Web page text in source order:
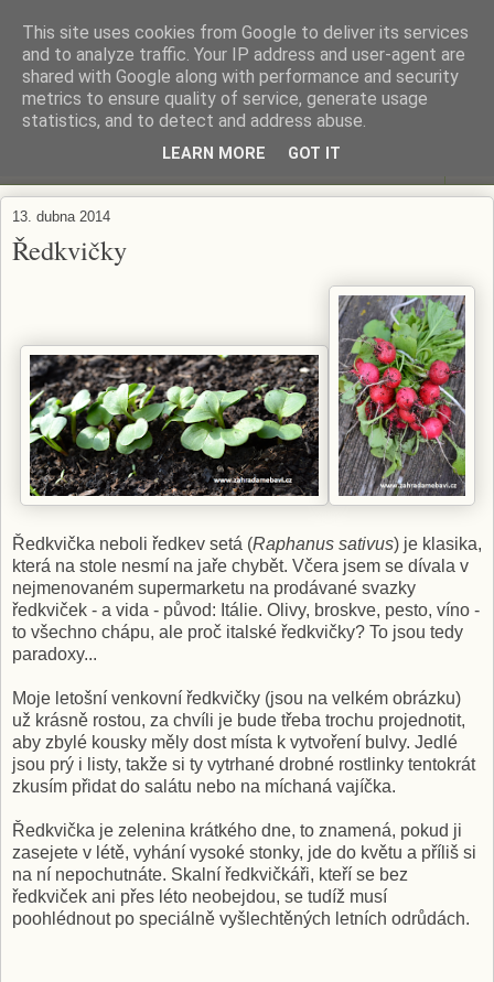
ZAHRADA MĚ BAVÍ
Zahradničení s respektem...
13. dubna 2014
Ředkvičky
Ředkvička neboli ředkev setá (Raphanus sativus) je klasika,
která na stole nesmí na jaře chybět. Včera jsem se dívala v
nejmenovaném supermarketu na prodávané svazky
ředkviček - a vida - původ: Itálie. Olivy, broskve, pesto, víno -
to všechno chápu, ale proč italské ředkvičky? To jsou tedy
paradoxy...
Moje letošní venkovní ředkvičky (jsou na velkém obrázku)
už krásně rostou, za chvíli je bude třeba trochu projednotit,
aby zbylé kousky měly dost místa k vytvoření bulvy. Jedlé
jsou prý i listy, takže si ty vytrhané drobné rostlinky tentokrát
zkusím přidat do salátu nebo na míchaná vajíčka.
Ředkvička je zelenina krátkého dne, to znamená, pokud ji
zasejete v létě, vyhání vysoké stonky, jde do květu a příliš si
na ní nepochutnáte. Skalní ředkvičkáři, kteří se bez
ředkviček ani přes léto neobejdou, se tudíž musí
poohlédnout po speciálně vyšlechtěných letních odrůdách.
This site uses cookies from Google to deliver its services
and to analyze traffic. Your IP address and user-agent are
shared with Google along with performance and security
metrics to ensure quality of service, generate usage
statistics, and to detect and address abuse.
LEARN MORE GOT IT